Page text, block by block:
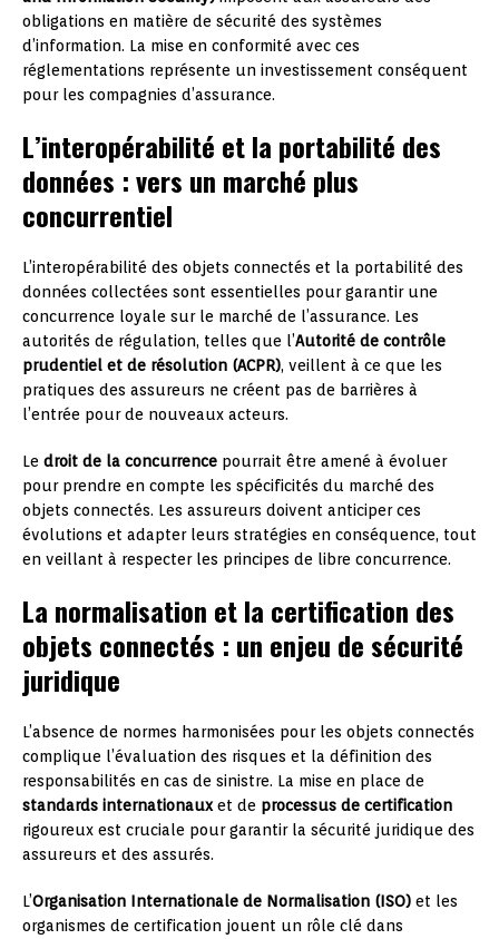
obligations en matière de sécurité des systèmes
d’information. La mise en conformité avec ces
réglementations représente un investissement conséquent
pour les compagnies d’assurance.
L’interopérabilité et la portabilité des
données : vers un marché plus
concurrentiel
L’interopérabilité des objets connectés et la portabilité des
données collectées sont essentielles pour garantir une
concurrence loyale sur le marché de l’assurance. Les
autorités de régulation, telles que l’Autorité de contrôle
prudentiel et de résolution (ACPR), veillent à ce que les
pratiques des assureurs ne créent pas de barrières à
l’entrée pour de nouveaux acteurs.
Le droit de la concurrence pourrait être amené à évoluer
pour prendre en compte les spécificités du marché des
objets connectés. Les assureurs doivent anticiper ces
évolutions et adapter leurs stratégies en conséquence, tout
en veillant à respecter les principes de libre concurrence.
La normalisation et la certification des
objets connectés : un enjeu de sécurité
juridique
L’absence de normes harmonisées pour les objets connectés
complique l’évaluation des risques et la définition des
responsabilités en cas de sinistre. La mise en place de
standards internationauxet de processus de certification
rigoureux est cruciale pour garantir la sécurité juridique des
assureurs et des assurés.
L’Organisation Internationale de Normalisation (ISO) et les
organismes de certification jouent un rôle clé dans